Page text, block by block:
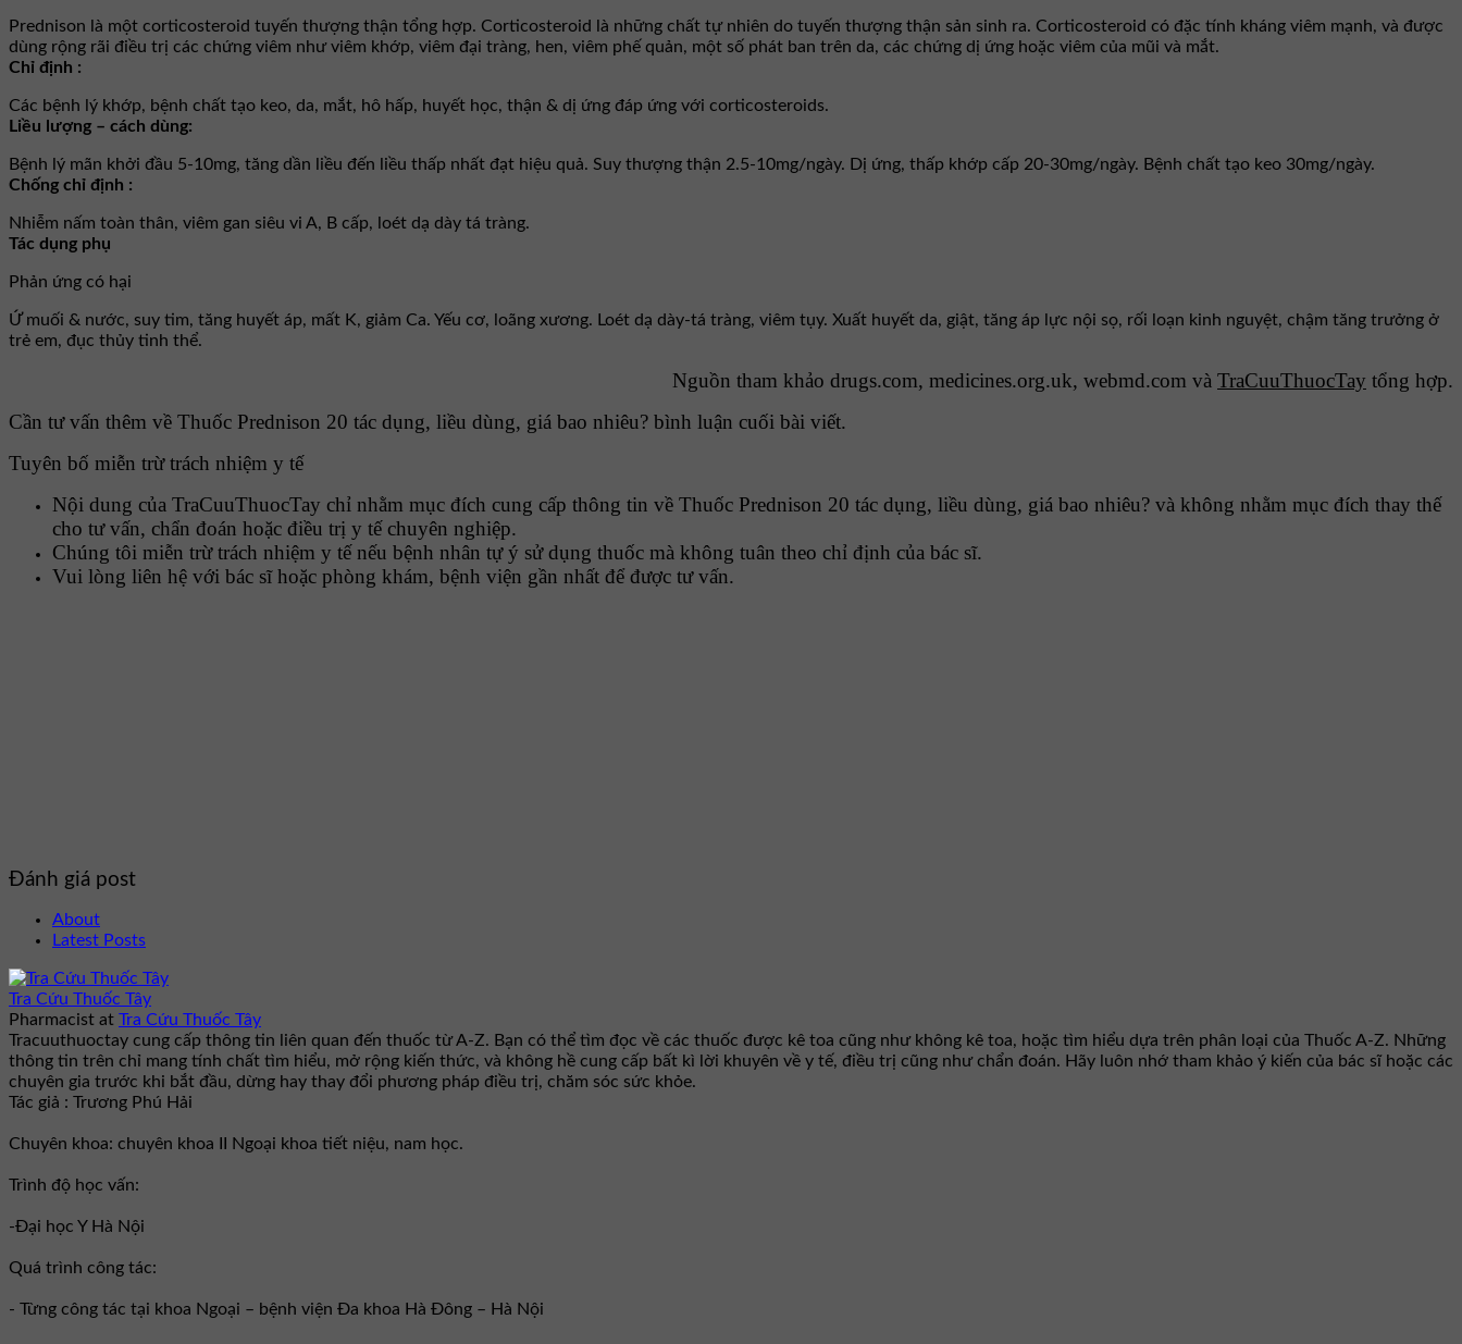
Prednison là một corticosteroid tuyến thượng thận tổng hợp. Corticosteroid là những chất tự nhiên do tuyến thượng thận sản sinh ra. Corticosteroid có đặc tính kháng viêm mạnh, và được
dùng rộng rãi điều trị các chứng viêm như viêm khớp, viêm đại tràng, hen, viêm phế quản, một số phát ban trên da, các chứng dị ứng hoặc viêm của mũi và mắt.
Chỉ định :
Các bệnh lý khớp, bệnh chất tạo keo, da, mắt, hô hấp, huyết học, thận & dị ứng đáp ứng với corticosteroids.
Liều lượng – cách dùng:
Bệnh lý mãn khởi đầu 5-10mg, tăng dần liều đến liều thấp nhất đạt hiệu quả. Suy thượng thận 2.5-10mg/ngày. Dị ứng, thấp khớp cấp 20-30mg/ngày. Bệnh chất tạo keo 30mg/ngày.
Chống chỉ định :
Nhiễm nấm toàn thân, viêm gan siêu vi A, B cấp, loét dạ dày tá tràng.
Tác dụng phụ
Phản ứng có hại
Ứ muối & nước, suy tim, tăng huyết áp, mất K, giảm Ca. Yếu cơ, loãng xương. Loét dạ dày-tá tràng, viêm tụy. Xuất huyết da, giật, tăng áp lực nội sọ, rối loạn kinh nguyệt, chậm tăng trưởng ở
trẻ em, đục thủy tinh thể.
Nguồn tham khảo drugs.com, medicines.org.uk, webmd.com và TraCuuThuocTay tổng hợp.
Cần tư vấn thêm về Thuốc Prednison 20 tác dụng, liều dùng, giá bao nhiêu? bình luận cuối bài viết.
Tuyên bố miễn trừ trách nhiệm y tế
Nội dung của TraCuuThuocTay chỉ nhằm mục đích cung cấp thông tin về Thuốc Prednison 20 tác dụng, liều dùng, giá bao nhiêu? và không nhằm mục đích thay thế
cho tư vấn, chẩn đoán hoặc điều trị y tế chuyên nghiệp.
Chúng tôi miễn trừ trách nhiệm y tế nếu bệnh nhân tự ý sử dụng thuốc mà không tuân theo chỉ định của bác sĩ.
Vui lòng liên hệ với bác sĩ hoặc phòng khám, bệnh viện gần nhất để được tư vấn.
Đánh giá post
About
Latest Posts
Tra Cứu Thuốc Tây
Pharmacist at Tra Cứu Thuốc Tây
Tracuuthuoctay cung cấp thông tin liên quan đến thuốc từ A-Z. Bạn có thể tìm đọc về các thuốc được kê toa cũng như không kê toa, hoặc tìm hiểu dựa trên phân loại của Thuốc A-Z. Những
thông tin trên chỉ mang tính chất tìm hiểu, mở rộng kiến thức, và không hề cung cấp bất kì lời khuyên về y tế, điều trị cũng như chẩn đoán. Hãy luôn nhớ tham khảo ý kiến của bác sĩ hoặc các
chuyên gia trước khi bắt đầu, dừng hay thay đổi phương pháp điều trị, chăm sóc sức khỏe.
Tác giả : Trương Phú Hải
Chuyên khoa: chuyên khoa II Ngoại khoa tiết niệu, nam học.
Trình độ học vấn:
-Đại học Y Hà Nội
Quá trình công tác:
- Từng công tác tại khoa Ngoại – bệnh viện Đa khoa Hà Đông – Hà Nội